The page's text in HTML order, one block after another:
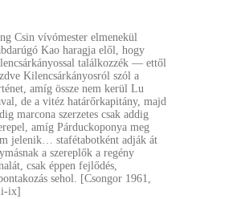
Csin vívómester elmenekül
Kao haragja elől, hogy
találkozzék — ettől
Kilencsárkányosról szól a
amíg össze nem kerül Lu
de a vitéz határőrkapitány, majd
marcona szerzetes csak addig
amíg Párduckoponya meg
jelenik… stafétabotként adják át
a szereplők a regény
csak éppen fejlődés,
sehol. [Csongor 1961,
ix]